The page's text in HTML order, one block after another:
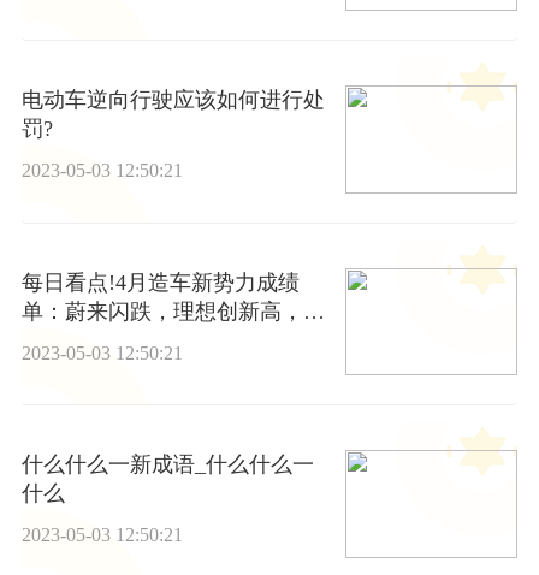
电动车逆向行驶应该如何进行处
罚?
2023-05-03 12:50:21
每日看点!4月造车新势力成绩
单：蔚来闪跌，理想创新高，零
2023-05-03 12:50:21
什么什么一新成语_什么什么一
什么
2023-05-03 12:50:21